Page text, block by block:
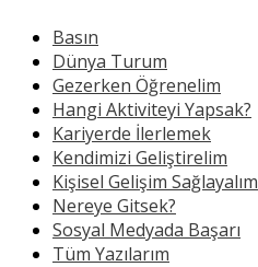
Basın
Dünya Turum
Gezerken Öğrenelim
Hangi Aktiviteyi Yapsak?
Kariyerde İlerlemek
Kendimizi Geliştirelim
Kişisel Gelişim Sağlayalım
Nereye Gitsek?
Sosyal Medyada Başarı
Tüm Yazılarım